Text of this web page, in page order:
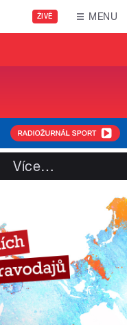
ŽIVĚ MENU
Více…